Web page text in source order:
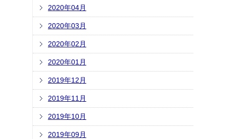
2020年04月
2020年03月
2020年02月
2020年01月
2019年12月
2019年11月
2019年10月
2019年09月